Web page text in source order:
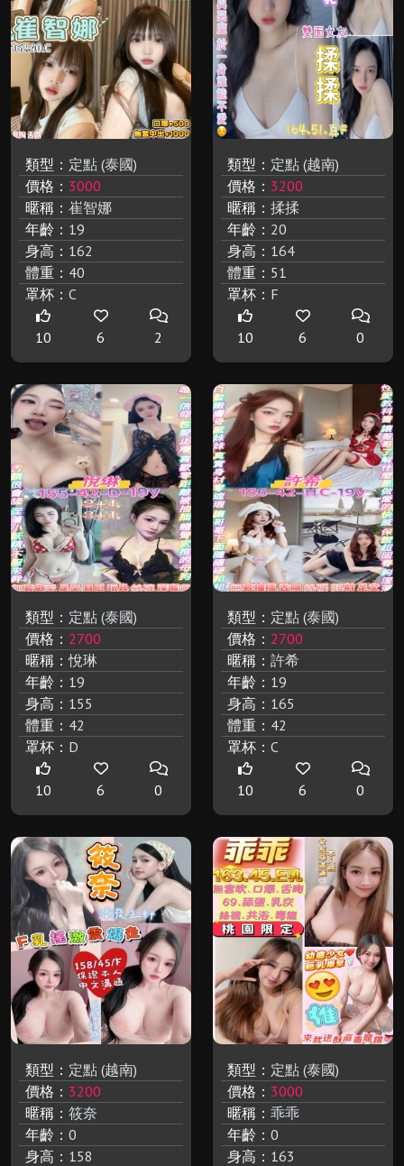
類型： 定點 (泰國)
價格： 3000
暱稱： 崔智娜
年齡： 19
身高： 162
體重： 40
罩杯： C
10 6 2
類型： 定點 (越南)
價格： 3200
暱稱： 揉揉
年齡： 20
身高： 164
體重： 51
罩杯： F
10 6 0
類型： 定點 (泰國)
價格： 2700
暱稱：悅琳
年齡： 19
身高： 155
體重： 42
罩杯： D
10 6 0
類型： 定點 (泰國)
價格： 2700
暱稱： 許希
年齡： 19
身高： 165
體重： 42
罩杯： C
10 6 0
類型： 定點 (越南)
價格： 3200
暱稱： 筱奈
年齡： 0
身高： 158
類型： 定點 (泰國)
價格： 3000
暱稱： 乖乖
年齡： 0
身高： 163